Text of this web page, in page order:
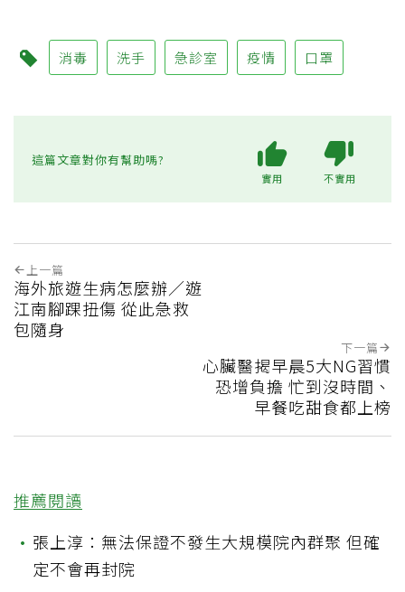
消毒 洗手 急診室 疫情 口罩
這篇文章對你有幫助嗎?
實用 不實用
上一篇
海外旅遊生病怎麼辦／遊
江南腳踝扭傷 從此急救
包隨身
下一篇
心臟醫揭早晨5大NG習慣
恐增負擔 忙到沒時間、
早餐吃甜食都上榜
推薦閱讀
• 張上淳：無法保證不發生大規模院內群聚 但確
定不會再封院